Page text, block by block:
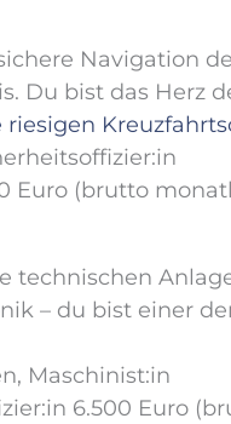
Navigation
Du bist das Herz
riesigen
Euro (brutto
technischen
– du bist einer
Maschinist:in
6.500 Euro